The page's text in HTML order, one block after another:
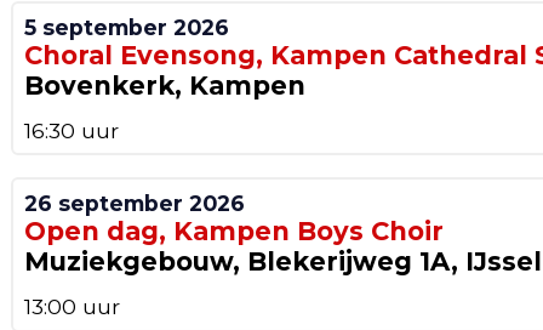
5 september 2026
Choral Evensong, Kampen Cathedral
Bovenkerk, Kampen
16:30 uur
26 september 2026
Open dag, Kampen Boys Choir
Muziekgebouw, Blekerijweg 1A,
13:00 uur